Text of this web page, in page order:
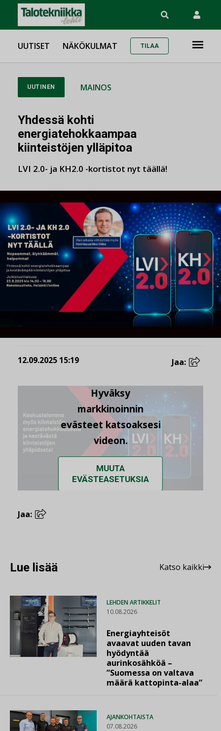
UUTISET NÄKÖKULMAT TILAA
UUTINEN MAINOS
Yhdessä kohti
energiatehokkaampaa
kiinteistöjen ylläpitoa
LVI 2.0- ja KH2.0 -kortistot nyt täällä!
12.09.2025 15:19 Jaa:
Hyväksy
markkinoinnin
evästeet katsoaksesi
videon.
MUUTA
EVÄSTEASETUKSIA
Jaa:
Lue lisää Katso kaikki
LEHDEN ARTIKKELIT
10.08.2026
Energiayhteisöt
avaavat uuden tavan
hyödyntää
aurinkosähköä –
”Suomessa on valtava
määrä kattopinta-alaa”
AJANKOHTAISTA
07.08.2026